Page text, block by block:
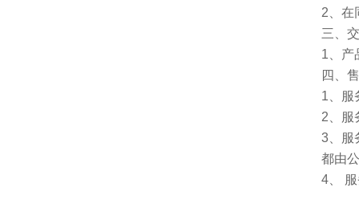
2、在
三、
1、产
四、
1、服
2、服
3、服
都由
4、